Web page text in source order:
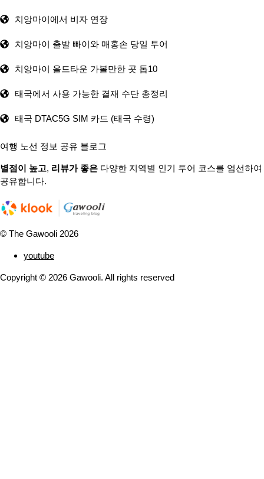
치앙마이에서 비자 연장
치앙마이 출발 빠이와 매홍손 당일 투어
치앙마이 올드타운 가볼만한 곳 톱10
태국에서 사용 가능한 결재 수단 총정리
태국 DTAC5G SIM 카드 (태국 수령)
여행 노선 정보 공유 블로그
별점이 높고, 리뷰가 좋은 다양한 지역별 인기 투어 코스를 엄선하여
공유합니다.
© The Gawooli 2026
youtube
Copyright © 2026 Gawooli. All rights reserved